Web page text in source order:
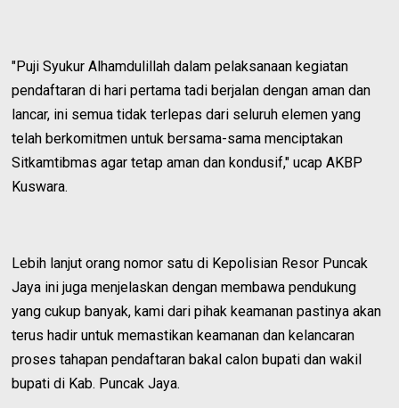
"Puji Syukur Alhamdulillah dalam pelaksanaan kegiatan
pendaftaran di hari pertama tadi berjalan dengan aman dan
lancar, ini semua tidak terlepas dari seluruh elemen yang
telah berkomitmen untuk bersama-sama menciptakan
Sitkamtibmas agar tetap aman dan kondusif," ucap AKBP
Kuswara.
Lebih lanjut orang nomor satu di Kepolisian Resor Puncak
Jaya ini juga menjelaskan dengan membawa pendukung
yang cukup banyak, kami dari pihak keamanan pastinya akan
terus hadir untuk memastikan keamanan dan kelancaran
proses tahapan pendaftaran bakal calon bupati dan wakil
bupati di Kab. Puncak Jaya.